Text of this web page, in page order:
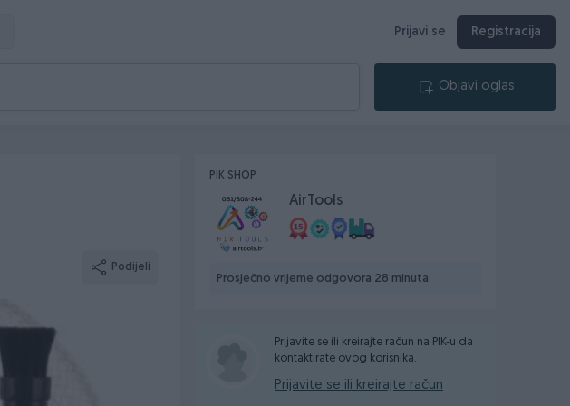
Prijavi se Registracija
Objavi oglas
Podijeli
PIK SHOP
AirTools
Prosječno vrijeme odgovora 28 minuta
Prijavite se ili kreirajte račun na PIK-u da
kontaktirate ovog korisnika.
Prijavite se ili kreirajte račun